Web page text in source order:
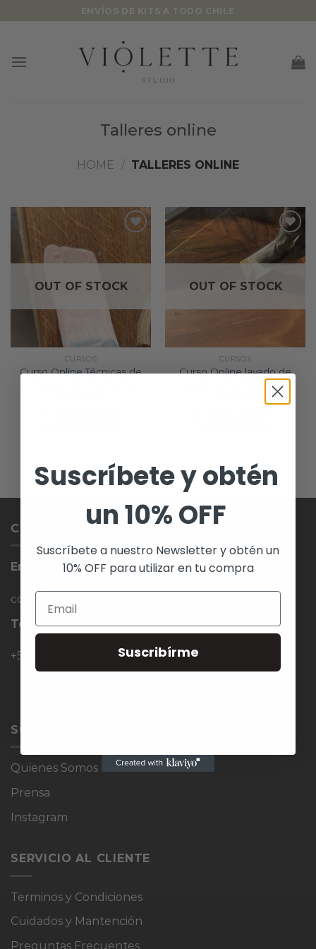
to
ENVÍOS DE KITS A TODO CHILE
Talleres online
HOME / TALLERES ONLINE
a la
de
deseos
OUT OF STOCK
CURSOS
Curso Online Técnicas de
Añadir
a la
de
deseos
OUT OF STOCK
CURSOS
Curso Online lavado de
madera [Proximamente]
CONTACTO
Email:
contacto@v-studio.cl
Teléfono:
+569 9895 7652
SOBRE VIOLETTE
Quienes Somos
Prensa
Instagram
SERVICIO AL CLIENTE
Terminos y Condiciones
Cuidados y Mantención
Preguntas Frecuentes
Suscríbete y obtén
un 10% OFF
Suscríbete a nuestro Newsletter y obtén un
10% OFF para utilizar en tu compra
Suscribírme